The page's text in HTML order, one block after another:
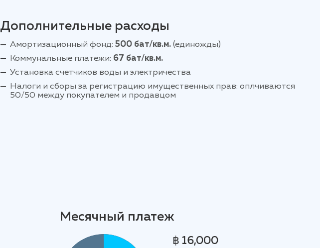
Дополнительные расходы
Амортизационный фонд: 500 бат/кв.м. (единожды)
Коммунальные платежи: 67 бат/кв.м.
Установка счетчиков воды и электричества
Налоги и сборы за регистрацию имущественных прав: оплчиваются
50/50 между покупателем и продавцом
Месячный платеж
฿ 16,000